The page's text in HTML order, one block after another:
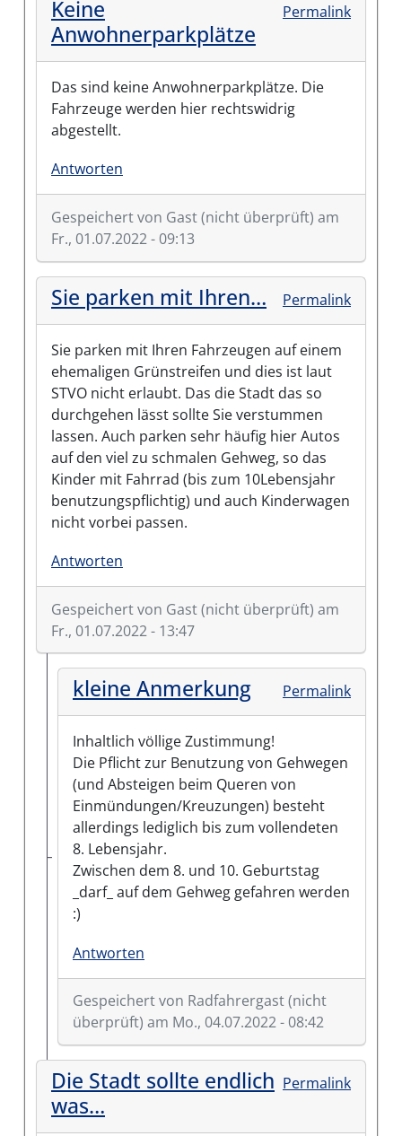
Keine
Anwohnerparkplätze
Permalink
Das sind keine Anwohnerparkplätze. Die
Fahrzeuge werden hier rechtswidrig
abgestellt.
Antworten
Gespeichert von Gast (nicht überprüft) am
Fr., 01.07.2022 - 09:13
Sie parken mit Ihren… Permalink
Sie parken mit Ihren Fahrzeugen auf einem
ehemaligen Grünstreifen und dies ist laut
STVO nicht erlaubt. Das die Stadt das so
durchgehen lässt sollte Sie verstummen
lassen. Auch parken sehr häufig hier Autos
auf den viel zu schmalen Gehweg, so das
Kinder mit Fahrrad (bis zum 10Lebensjahr
benutzungspflichtig) und auch Kinderwagen
nicht vorbei passen.
Antworten
Gespeichert von Gast (nicht überprüft) am
Fr., 01.07.2022 - 13:47
kleine Anmerkung Permalink
Inhaltlich völlige Zustimmung!
Die Pflicht zur Benutzung von Gehwegen
(und Absteigen beim Queren von
Einmündungen/Kreuzungen) besteht
allerdings lediglich bis zum vollendeten
8. Lebensjahr.
Zwischen dem 8. und 10. Geburtstag
_darf_ auf dem Gehweg gefahren werden
:)
Antworten
Gespeichert von Radfahrergast (nicht
überprüft) am Mo., 04.07.2022 - 08:42
Antwort aufSie parken mit Ihren…vonGast
Die Stadt sollte endlich
was…
Permalink